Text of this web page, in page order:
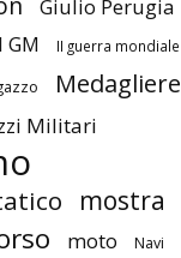
Giulio Perugia
GM II guerra mondiale
Medagliere
Militari
mostra
moto Navi